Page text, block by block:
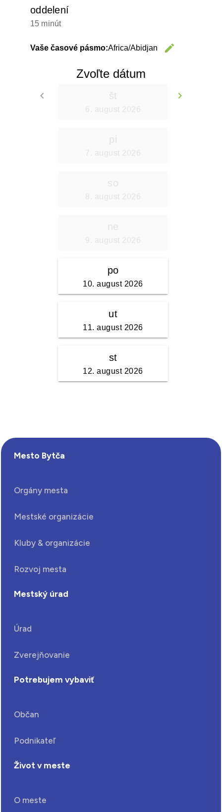
Mesto Bytča
Orgány mesta
Mestské organizácie
Kluby & organizácie
Rozvoj mesta
Mestský úrad
Úrad
Zverejňovanie
Potrebujem vybaviť
Občan
Podnikateľ
Život v meste
O meste